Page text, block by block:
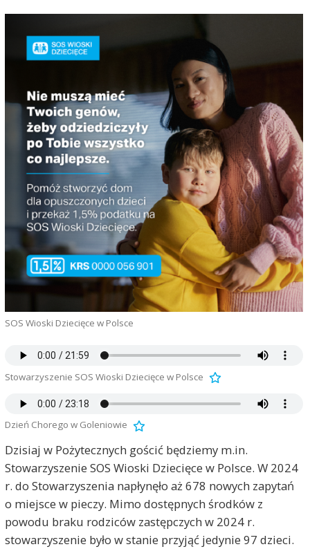
SOS Wioski Dziecięce w Polsce
Stowarzyszenie SOS Wioski Dziecięce w Polsce
Dzień Chorego w Goleniowie
Dzisiaj w Pożytecznych gościć będziemy m.in.
Stowarzyszenie SOS Wioski Dziecięce w Polsce. W 2024
r. do Stowarzyszenia napłynęło aż 678 nowych zapytań
o miejsce w pieczy. Mimo dostępnych środków z
powodu braku rodziców zastępczych w 2024 r.
stowarzyszenie było w stanie przyjąć jedynie 97 dzieci.